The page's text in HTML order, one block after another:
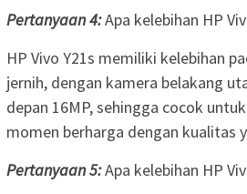
Pertanyaan 4:Apa kelebihan HP
HP Vivo Y21s memiliki kelebihan
jernih, dengan kamera belakang
depan 16MP, sehingga cocok
momen berharga dengan kualitas
Pertanyaan 5:Apa kelebihan HP